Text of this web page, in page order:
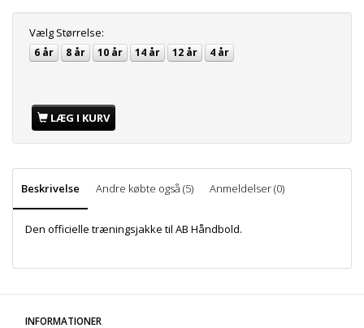
Vælg Størrelse:
6 år 8 år 10 år 14 år 12 år 4 år
LÆG I KURV
Beskrivelse Andre købte også (5) Anmeldelser (0)
Den officielle træningsjakke til AB Håndbold.
INFORMATIONER